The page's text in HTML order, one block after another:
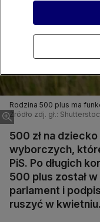
Rodzina 500 plus ma
Źródło zdj. gł.:
500 zł na
wyborczych,
PiS. Po długich
500 plus został
parlament i
ruszyć w kwietniu.